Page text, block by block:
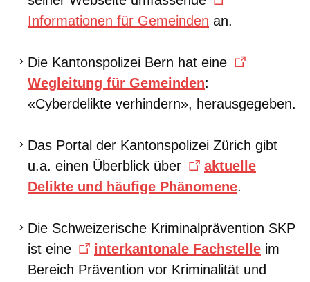
Informationen für Gemeinden an.
Die Kantonspolizei Bern hat eine
Wegleitung für Gemeinden:
«Cyberdelikte verhindern», herausgegeben.
Das Portal der Kantonspolizei Zürich gibt
u.a. einen Überblick über
aktuelle
Delikte und häufige Phänomene.
Die Schweizerische Kriminalprävention SKP
ist eine
interkantonale Fachstelle im
Bereich Prävention vor Kriminalität und